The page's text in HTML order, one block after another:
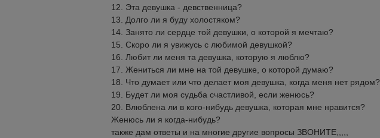
12. Эта девушка - девственница?
13. Долго ли я буду холостяком?
14. Занято ли сердце той девушки, о которой я мечтаю?
15. Скоро ли я увижусь с любимой девушкой?
16. Любит ли меня та девушка, которую я люблю?
17. Жениться ли мне на той девушке, о которой думаю?
18. Что думает или что делает моя девушка, когда меня нет рядом?
19. Будет ли моя судьба счастливой, если женюсь?
20. Влюблена ли в кого-нибудь девушка, которая мне нравится?
Женюсь ли я когда-нибудь?
также дам ответы и на многие другие вопросы ЗВОНИТЕ,,,,,